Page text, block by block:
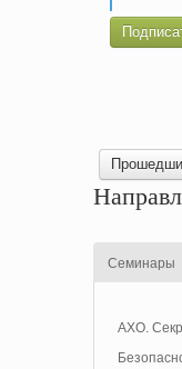
Семинары
АХО.